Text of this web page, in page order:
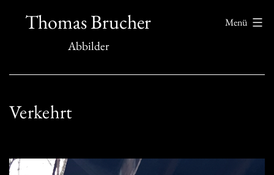
InhaltThomas Brucher
Abbilder
Menü
Verkehrt